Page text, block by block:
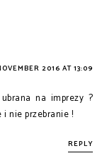
2016 AT 13:09
na imprezy ?
i nie przebranie !
REPLY